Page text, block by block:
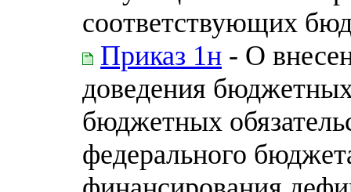
соответствующих
Приказ 1н - О
доведения
бюджетных
федерального